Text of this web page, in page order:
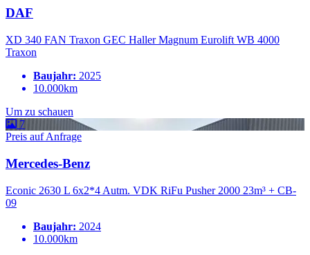
DAF
XD 340 FAN Traxon GEC Haller Magnum Eurolift WB 4000
Traxon
Baujahr: 2025
10.000km
Um zu schauen
7
Preis auf Anfrage
Mercedes-Benz
Econic 2630 L 6x2*4 Autm. VDK RiFu Pusher 2000 23m³ + CB-
09
Baujahr: 2024
10.000km